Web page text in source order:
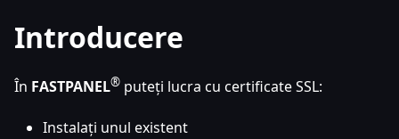
Introducere
În FASTPANEL® puteți lucra cu certificate SSL:
Instalați unul existent